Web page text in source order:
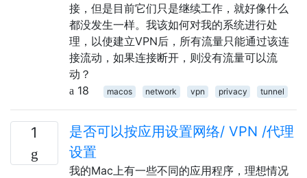
接，但是目前它们只是继续工作，就好像什么
都没发生一样。我该如何对我的系统进行处
理，以使建立VPN后，所有流量只能通过该连
接流动，如果连接断开，则没有流量可以流
动？
18
macos network vpn privacy tunnel
1
是否可以按应用设置网络/ VPN /代理
设置
我的Mac上有一些不同的应用程序，理想情况